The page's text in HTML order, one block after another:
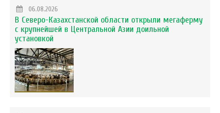
06.08.2026
В Северо-Казахстанской области открыли мегаферму
с крупнейшей в Центральной Азии доильной
установкой